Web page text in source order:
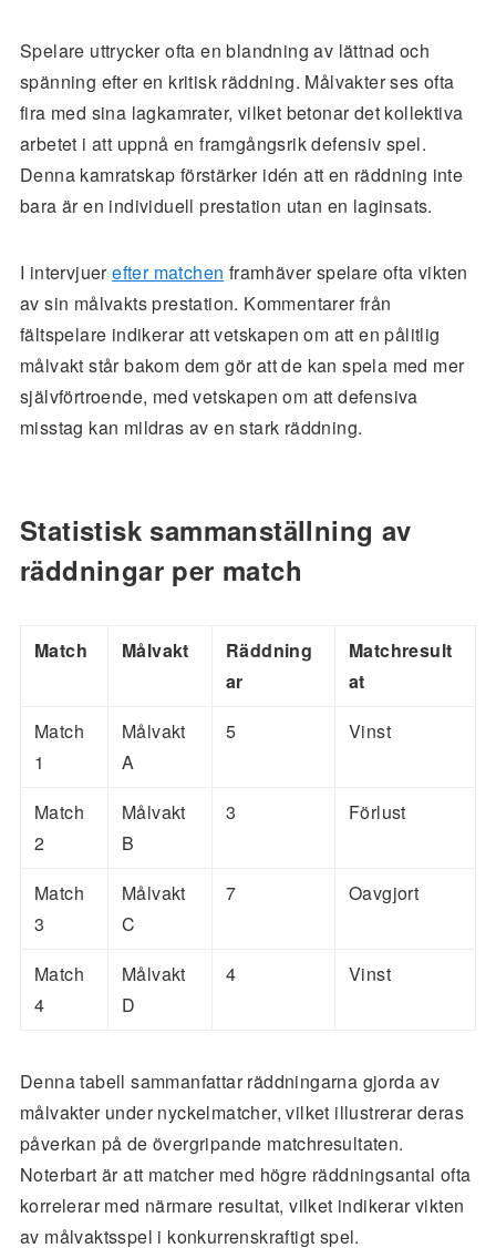
Spelare uttrycker ofta en blandning av lättnad och
spänning efter en kritisk räddning. Målvakter ses ofta
fira med sina lagkamrater, vilket betonar det kollektiva
arbetet i att uppnå en framgångsrik defensiv spel.
Denna kamratskap förstärker idén att en räddning inte
bara är en individuell prestation utan en laginsats.
I intervjuerefter matchen framhäver spelare ofta vikten
av sin målvakts prestation. Kommentarer från
fältspelare indikerar att vetskapen om att en pålitlig
målvakt står bakom dem gör att de kan spela med mer
självförtroende, med vetskapen om att defensiva
misstag kan mildras av en stark räddning.
Statistisk sammanställning av
räddningar per match
Match Målvakt
Räddning
ar
Matchresult
at
Match
1
Målvakt
A
5 Vinst
Match
2
Målvakt
B
3 Förlust
Match
3
Målvakt
C
7 Oavgjort
Match
4
Målvakt
D
4 Vinst
Denna tabell sammanfattar räddningarna gjorda av
målvakter under nyckelmatcher, vilket illustrerar deras
påverkan på de övergripande matchresultaten.
Noterbart är att matcher med högre räddningsantal ofta
korrelerar med närmare resultat, vilket indikerar vikten
av målvaktsspel i konkurrenskraftigt spel.